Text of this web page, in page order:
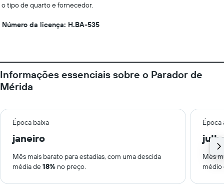
o tipo de quarto e fornecedor.
Número da licença: H.BA-535
Informações essenciais sobre o Parador de
Mérida
Época baixa Época
janeiro
Mês mais barato para estadias, com uma descida
média de18% no preço.
Mês